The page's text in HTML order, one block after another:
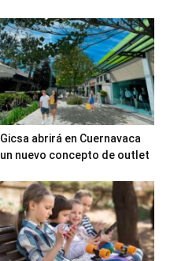
Gicsa abrirá en Cuernavaca
un nuevo concepto de outlet